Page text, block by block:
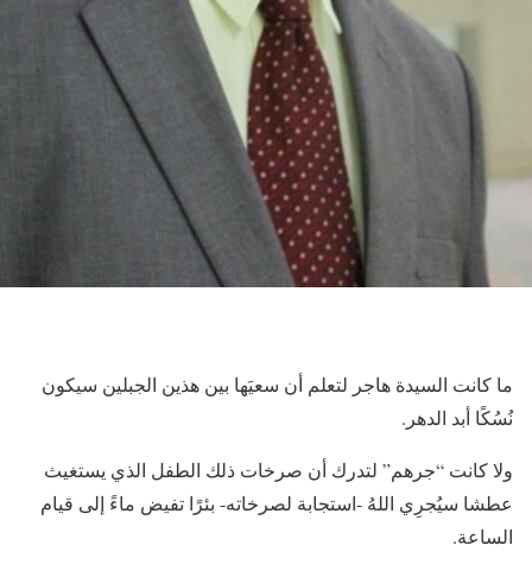
ما كانت السيدة هاجر لتعلم أن سعيَها بين هذين الجبلين سيكون
نُسُكًا أبد الدهر.
ولا كانت “جرهم” لتدرك أن صرخات ذلك الطفل الذي يستغيث
عطشا سيُجرِي اللهُ -استجابة لصرخاته- بئرًا تفيض ماءً إلى قيام
الساعة.